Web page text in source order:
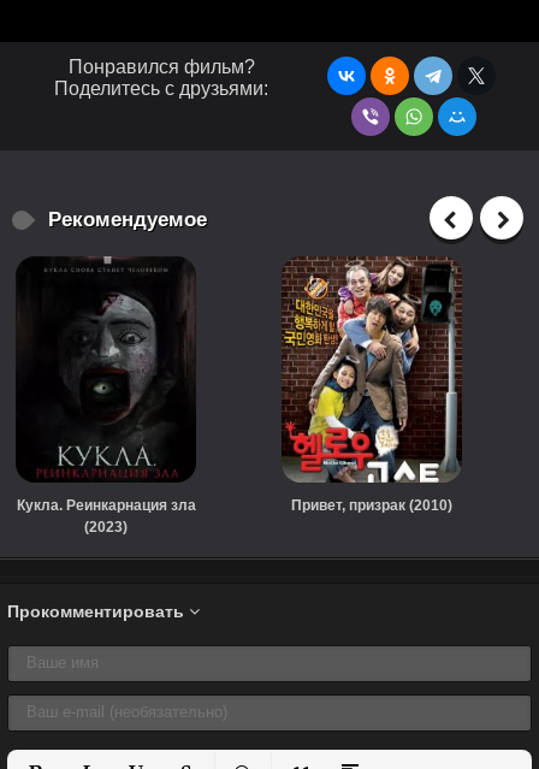
Понравился фильм?
Поделитесь с друзьями:
Рекомендуемое
Кукла. Реинкарнация зла
(2023)
Привет, призрак (2010)
Прокомментировать